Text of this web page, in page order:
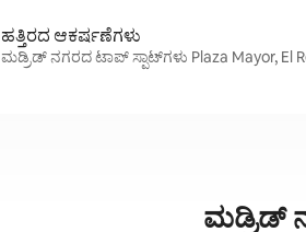
ಹತ್ತಿರದ ಆಕರ್ಷಣೆಗಳು
ಮಡ್ರಿಡ್ ನಗರದ ಟಾಪ್ ಸ್ಪಾಟ್‌ಗಳು Plaza Mayor, El
ಮಡ್ರಿಡ್